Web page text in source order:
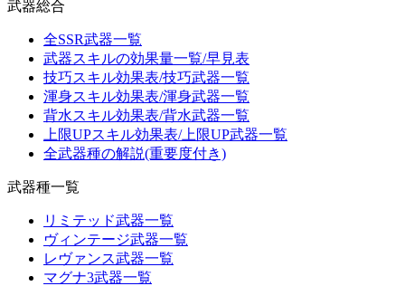
武器総合
全SSR武器一覧
武器スキルの効果量一覧/早見表
技巧スキル効果表/技巧武器一覧
渾身スキル効果表/渾身武器一覧
背水スキル効果表/背水武器一覧
上限UPスキル効果表/上限UP武器一覧
全武器種の解説(重要度付き)
武器種一覧
リミテッド武器一覧
ヴィンテージ武器一覧
レヴァンス武器一覧
マグナ3武器一覧